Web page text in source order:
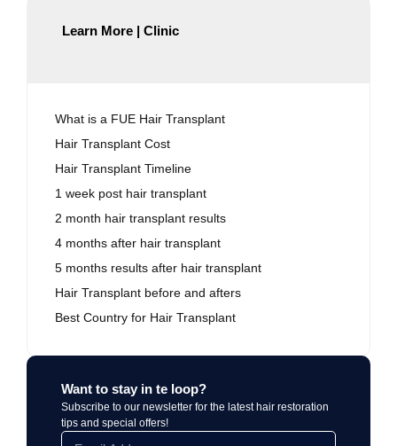
Learn More | Clinic
What is a FUE Hair Transplant
Hair Transplant Cost
Hair Transplant Timeline
1 week post hair transplant
2 month hair transplant results
4 months after hair transplant
5 months results after hair transplant
Hair Transplant before and afters
Best Country for Hair Transplant
Want to stay in te loop?
Subscribe to our newsletter for the latest hair restoration
tips and special offers!